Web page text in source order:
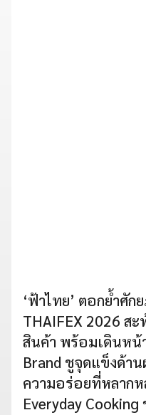
‘ฟ้าไทย’ ตอกย้ำศั
THAIFEX 2026 ส
สินค้า พร้อมเดินหน้
Brand ชูจุดแข็งด้า
ความอร่อยที่หลาก
Everyday